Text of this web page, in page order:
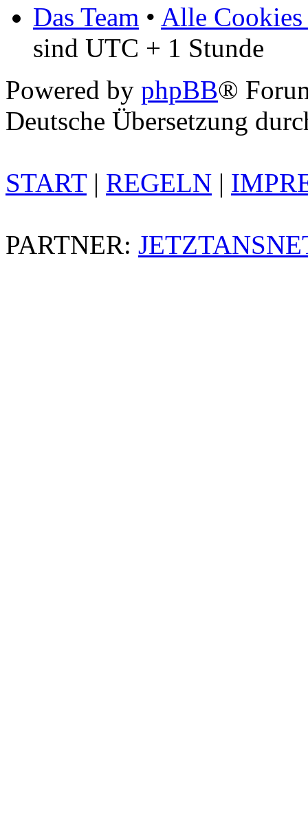
Das Team • Alle Cookies
sind UTC + 1 Stunde
Powered by phpBB®
Deutsche Übersetzung
START| REGELN |
PARTNER: